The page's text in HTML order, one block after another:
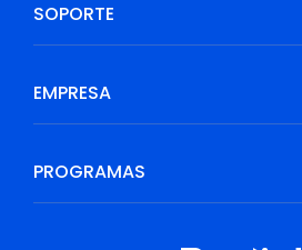
SOPORTE
EMPRESA
PROGRAMAS